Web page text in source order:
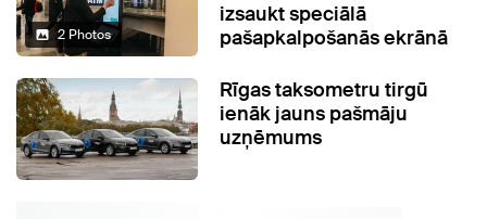
2 Photos
izsaukt speciālā
pašapkalpošanās ekrānā
Rīgas taksometru tirgū
ienāk jauns pašmāju
uzņēmums